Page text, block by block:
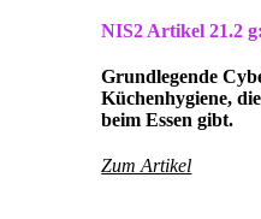
NIS2 Artikel21.2 g:
Grundlegende
Küchenhygiene,
beim Essen gibt.
Zum Artikel